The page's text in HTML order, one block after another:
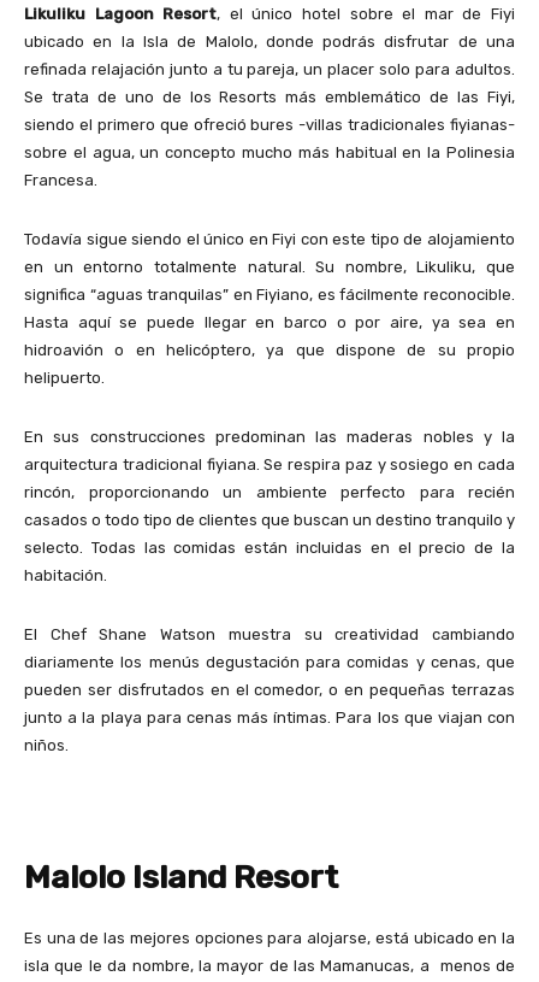
Likuliku Lagoon Resort, el único hotel sobre el mar de Fiyi
ubicado en la Isla de Malolo, donde podrás disfrutar de una
refinada relajación junto a tu pareja, un placer solo para adultos.
Se trata de uno de los Resorts más emblemático de las Fiyi,
siendo el primero que ofreció bures -villas tradicionales fiyianas-
sobre el agua, un concepto mucho más habitual en la Polinesia
Francesa.
Todavía sigue siendo el único en Fiyi con este tipo de alojamiento
en un entorno totalmente natural. Su nombre, Likuliku, que
significa “aguas tranquilas” en Fiyiano, es fácilmente reconocible.
Hasta aquí se puede llegar en barco o por aire, ya sea en
hidroavión o en helicóptero, ya que dispone de su propio
helipuerto.
En sus construcciones predominan las maderas nobles y la
arquitectura tradicional fiyiana. Se respira paz y sosiego en cada
rincón, proporcionando un ambiente perfecto para recién
casados o todo tipo de clientes que buscan un destino tranquilo y
selecto. Todas las comidas están incluidas en el precio de la
habitación.
El Chef Shane Watson muestra su creatividad cambiando
diariamente los menús degustación para comidas y cenas, que
pueden ser disfrutados en el comedor, o en pequeñas terrazas
junto a la playa para cenas más íntimas. Para los que viajan con
niños.
Malolo Island Resort
Es una de las mejores opciones para alojarse, está ubicado en la
isla que le da nombre, la mayor de las Mamanucas, a menos de